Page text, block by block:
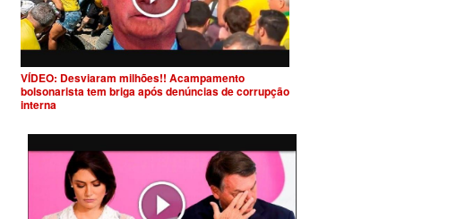
VÍDEO: Desviaram milhões!! Acampamento
bolsonarista tem briga após denúncias de corrupção
interna